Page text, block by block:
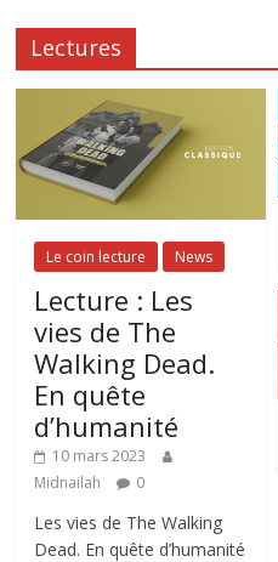
Lectures
Le coin lecture News
Lecture : Les
vies de The
Walking Dead.
En quête
d’humanité
10 mars 2023
Midnailah
0
Les vies de The Walking
Dead. En quête d’humanité